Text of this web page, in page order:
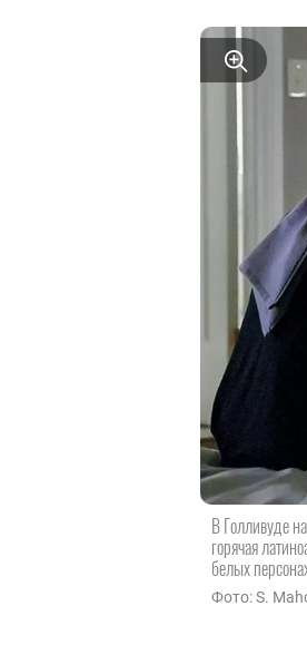
В Голливуде
горячая
белых
Фото: S.